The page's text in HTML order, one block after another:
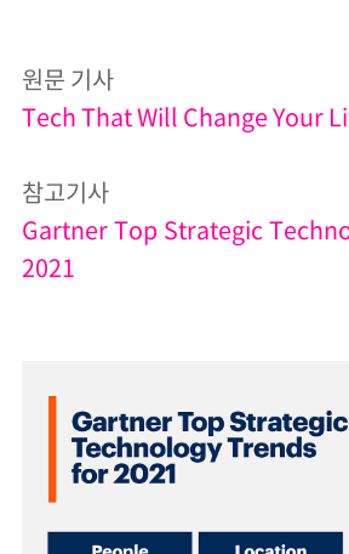
원문 기사
Tech That Will Change Your
참고기사
Gartner Top Strategic
2021